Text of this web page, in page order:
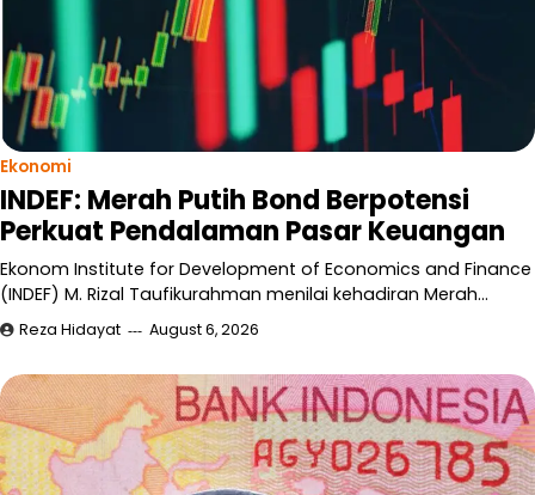
Ekonomi
INDEF: Merah Putih Bond Berpotensi
Perkuat Pendalaman Pasar Keuangan
Ekonom Institute for Development of Economics and Finance
(INDEF) M. Rizal Taufikurahman menilai kehadiran Merah…
Reza Hidayat August 6, 2026